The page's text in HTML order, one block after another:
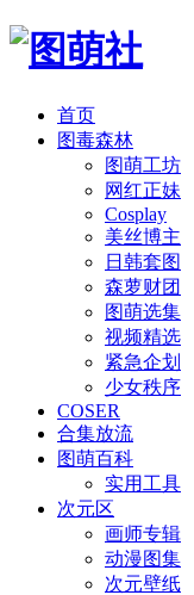
首页
图毒森林
图萌工坊
网红正妹
Cosplay
美丝博主
日韩套图
森萝财团
图萌选集
视频精选
紧急企划
少女秩序
COSER
合集放流
图萌百科
实用工具
次元区
画师专辑
动漫图集
次元壁纸